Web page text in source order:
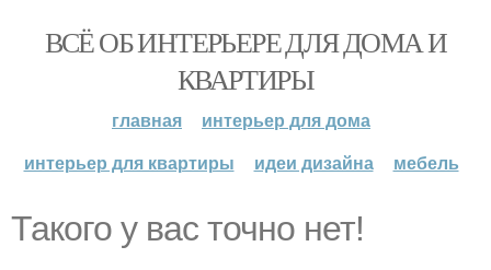
ВСЁ ОБ ИНТЕРЬЕРЕ ДЛЯ ДОМА И
КВАРТИРЫ
главная
интерьер для дома
интерьер для квартиры
идеи дизайна мебель
Такого у вас точно нет!